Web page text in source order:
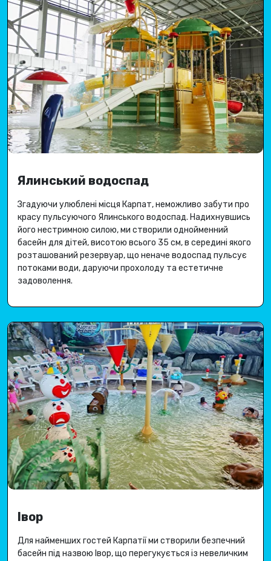
Ялинський водоспад
Згадуючи улюблені місця Карпат, неможливо забути про
красу пульсуючого Ялинського водоспад. Надихнувшись
його нестримною силою, ми створили однойменний
басейн для дітей, висотою всього 35 см, в середині якого
розташований резервуар, що неначе водоспад пульсує
потоками води, даруючи прохолоду та естетичне
задоволення.
Івор
Для найменших гостей Карпатії ми створили безпечний
басейн під назвою Івор, що перегукується із невеличким